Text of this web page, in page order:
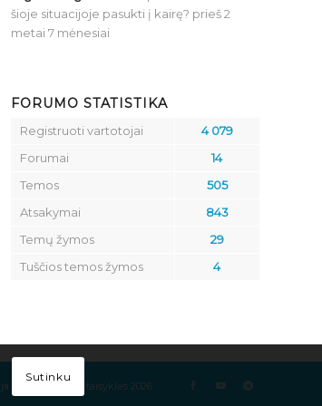
šioje situacijoje pasukti į kairę? prieš 2
metai 7 mėnesiai
FORUMO STATISTIKA
Registruoti vartotojai
4 079
Forumai
14
Temos
505
Atsakymai
843
Temų žymos
29
Tuščios temos žymos
4
Kelių eismo taisyklės 2026
Sutinku